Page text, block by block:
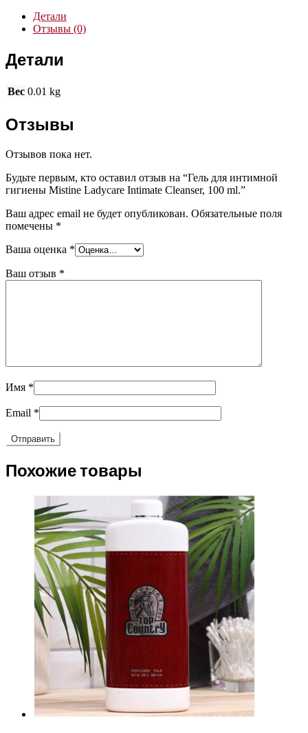
Детали
Отзывы (0)
Детали
Вес 0.01 kg
Отзывы
Отзывов пока нет.
Будьте первым, кто оставил отзыв на “Гель для интимной
гигиены Mistine Ladycare Intimate Cleanser, 100 ml.”
Ваш адрес email не будет опубликован. Обязательные поля
помечены *
Ваша оценка *
Ваш отзыв *
Имя *
Email *
Похожие товары